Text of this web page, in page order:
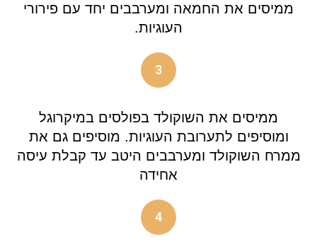
ממיסים את החמאה ומערבבים יחד עם פירורי
העוגיות.
3
ממיסים את השוקולד בפולסים במיקרוגל
ומוסיפים לתערובת העוגיות. מוסיפים גם את
ממרח השוקולד ומערבבים היטב עד קבלת עיסה
אחידה
4